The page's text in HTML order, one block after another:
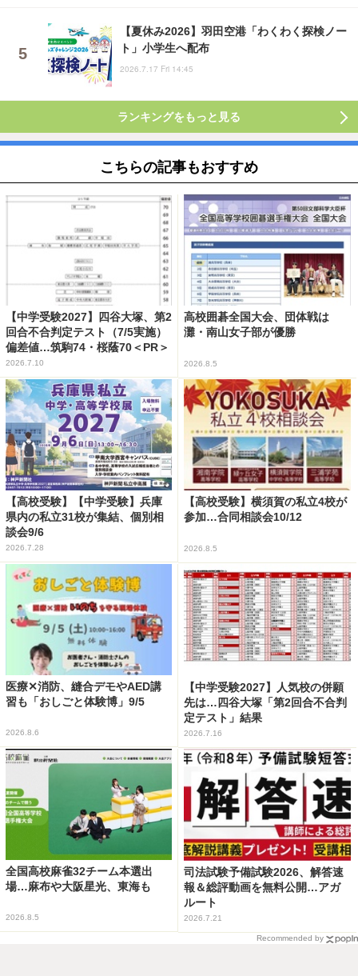
【夏休み2026】羽田空港「わくわく探検ノー
ト」小学生へ配布
2026.7.17 Fri 14:45
ランキングをもっと見る
こちらの記事もおすすめ
【中学受験2027】四谷大塚、第2
回合不合判定テスト（7/5実施）
偏差値…筑駒74・桜蔭70＜PR＞
2026.7.10
高校囲碁全国大会、団体戦は
灘・南山女子部が優勝
2026.8.5
【高校受験】【中学受験】兵庫
県内の私立31校が集結、個別相
談会9/6
2026.7.28
【高校受験】横須賀の私立4校が
参加…合同相談会10/12
2026.8.5
医療✕消防、縫合デモやAED講
習も「おしごと体験博」9/5
2026.8.6
【中学受験2027】人気校の併願
先は…四谷大塚「第2回合不合判
定テスト」結果
2026.7.16
全国高校麻雀32チーム本選出
場…麻布や大阪星光、東海も
2026.8.5
司法試験予備試験2026、解答速
報＆総評動画を無料公開…アガ
ルート
2026.7.21
Recommended by